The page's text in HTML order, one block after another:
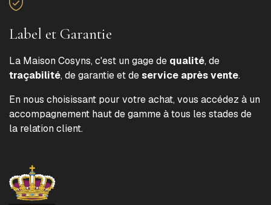
Label et Garantie
La Maison Cosyns, c'est un gage de qualité, de
traçabilité, de garantie et deservice après vente.
En nous choisissant pour votre achat, vous accédez à un
accompagnement haut de gamme à tous les stades de
la relation client.